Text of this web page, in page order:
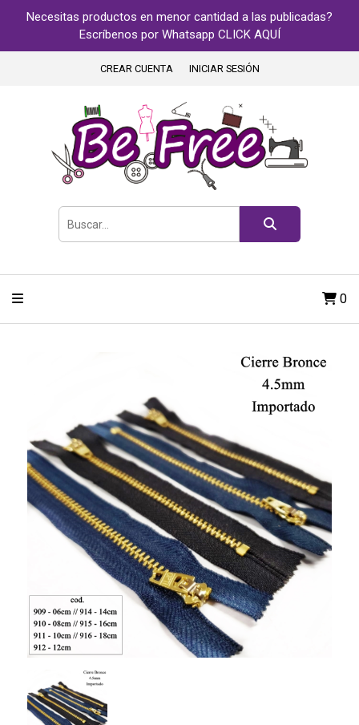
Necesitas productos en menor cantidad a las publicadas?
Escríbenos por Whatsapp CLICK AQUÍ
CREAR CUENTA INICIAR SESIÓN
0